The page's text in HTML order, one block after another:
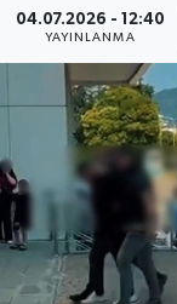
04.07.2026 - 12:40
YAYINLANMA